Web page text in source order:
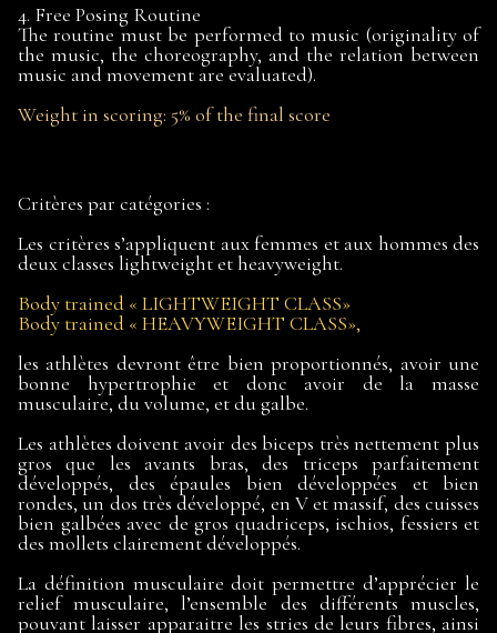
4. Free Posing Routine
The routine must be performed to music (originality of
the music, the choreography, and the relation between
music and movement are evaluated).
Weight in scoring: 5% of the final score
Critères par catégories :
Les critères s’appliquent aux femmes et aux hommes des
deux classes lightweight et heavyweight.
Body trained « LIGHTWEIGHT CLASS»
Body trained « HEAVYWEIGHT CLASS»,
les athlètes devront être bien proportionnés, avoir une
bonne hypertrophie et donc avoir de la masse
musculaire, du volume, et du galbe.
Les athlètes doivent avoir des biceps très nettement plus
gros que les avants bras, des triceps parfaitement
développés, des épaules bien développées et bien
rondes, un dos très développé, en V et massif, des cuisses
bien galbées avec de gros quadriceps, ischios, fessiers et
des mollets clairement développés.
La définition musculaire doit permettre d’apprécier le
relief musculaire, l’ensemble des différents muscles,
pouvant laisser apparaitre les stries de leurs fibres, ainsi